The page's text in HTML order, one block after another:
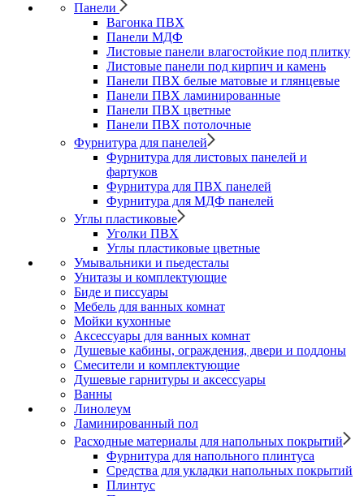
Панели
Вагонка ПВХ
Панели МДФ
Листовые панели влагостойкие под плитку
Листовые панели под кирпич и камень
Панели ПВХ белые матовые и глянцевые
Панели ПВХ ламинированные
Панели ПВХ цветные
Панели ПВХ потолочные
Фурнитура для панелей
Фурнитура для листовых панелей и
фартуков
Фурнитура для ПВХ панелей
Фурнитура для МДФ панелей
Углы пластиковые
Уголки ПВХ
Углы пластиковые цветные
Умывальники и пьедесталы
Унитазы и комплектующие
Биде и писсуары
Мебель для ванных комнат
Мойки кухонные
Аксессуары для ванных комнат
Душевые кабины, ограждения, двери и поддоны
Смесители и комплектующие
Душевые гарнитуры и аксессуары
Ванны
Линолеум
Ламинированный пол
Расходные материалы для напольных покрытий
Фурнитура для напольного плинтуса
Средства для укладки напольных покрытий
Плинтус